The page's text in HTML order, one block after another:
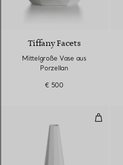
Tiffany Facets
Mittelgroße Vase aus
Porzellan
€ 500